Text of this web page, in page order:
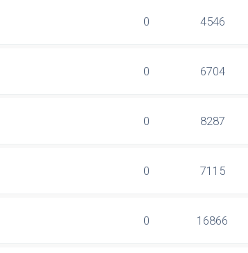
0 4546
0 6704
0 8287
0 7115
0 16866